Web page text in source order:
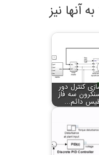
آنها نیز
کنترل دور
سه فاز
دائم…